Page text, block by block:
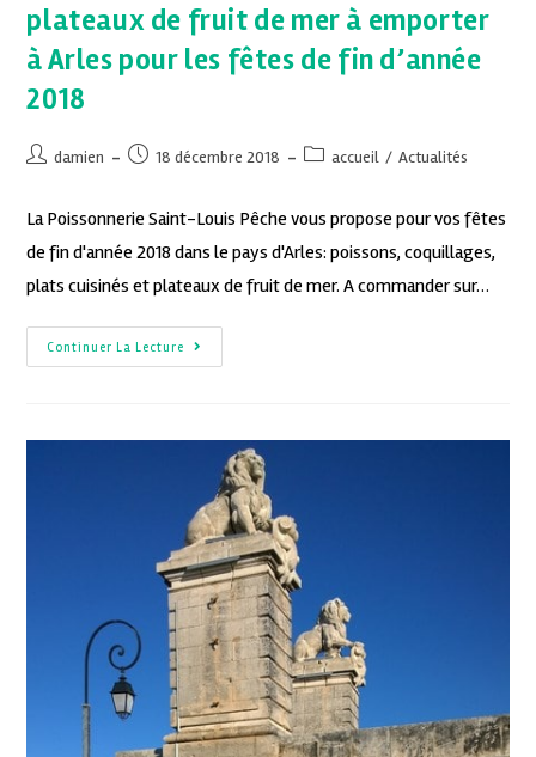
plateaux de fruit de mer à emporter
à Arles pour les fêtes de fin d’année
2018
damien 18 décembre 2018 accueil / Actualités
La Poissonnerie Saint-Louis Pêche vous propose pour vos fêtes
de fin d'année 2018 dans le pays d'Arles: poissons, coquillages,
plats cuisinés et plateaux de fruit de mer. A commander sur…
Continuer La Lecture